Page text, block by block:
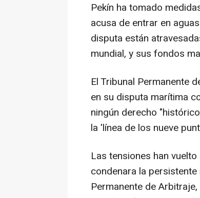
Pekín ha tomado
acusa de entrar en
disputa están
mundial, y sus fondos
El Tribunal Permanente
en su disputa marítima
ningún derecho
la 'línea de los nueve
Las tensiones han
condenara la
Permanente de